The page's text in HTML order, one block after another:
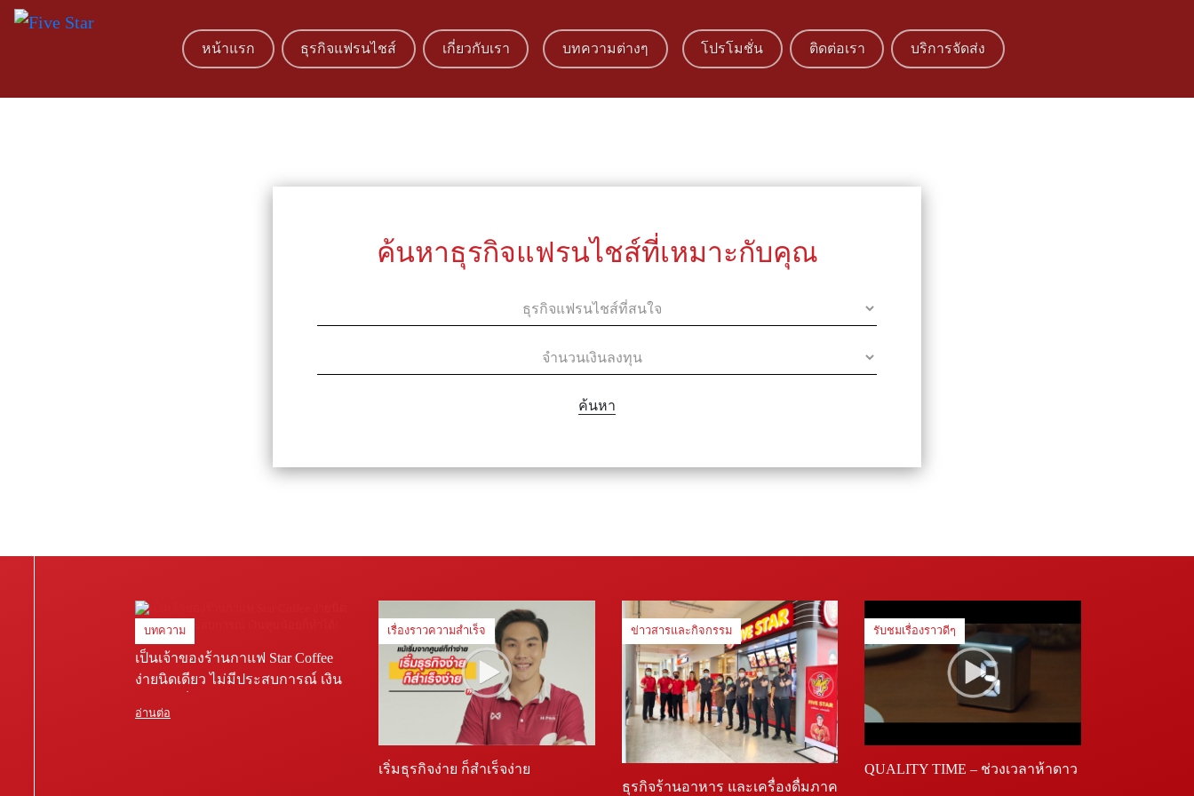
หน้าแรก ธุรกิจแฟรนไชส์ เกี่ยวกับเรา บทความต่างๆ โปรโมชั่น ติดต่อเรา บริการจัดส่ง
ค้นหาธุรกิจแฟรนไชส์ที่เหมาะกับคุณ
ค้นหา
บทความ
เป็นเจ้าของร้านกาแฟ Star Coffee
ง่ายนิดเดียว ไม่มีประสบการณ์ เงิน
อ่านต่อ
เรื่องราวความสำเร็จ
เริ่มธุรกิจง่าย ก็สำเร็จง่าย
ข่าวสารและกิจกรรม
ธุรกิจร้านอาหาร และเครื่องดื่มภาค
รับชมเรื่องราวดีๆ
QUALITY TIME – ช่วงเวลาห้าดาว